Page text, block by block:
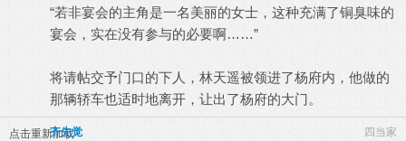
“若非宴会的主角是一名美丽的女士，这种充满了铜臭味的
宴会，实在没有参与的必要啊……”
将请帖交予门口的下人，林天遥被领进了杨府内，他做的
那辆轿车也适时地离开，让出了杨府的大门。
点击重新加载 四当家
齐先觉